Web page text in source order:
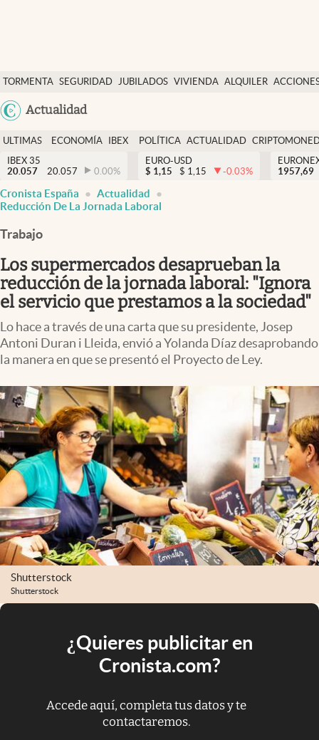
TORMENTA SEGURIDAD JUBILADOS VIVIENDA ALQUILER
USA
Actualidad
Economía y finanzas
Política
Actualidad
Criptomonedas
España
ULTIMAS
NOTICIAS
ECONOMÍA
FINANZAS
IBEX
EURO
POLÍTICA ACTUALIDAD
IBEX 35
20.057
20.057 0.00%
EURO-USD
$ 1,15 $ 1,15 -0.03%
1957,69
Cronista España
Actualidad
Reducción De La Jornada Laboral
Trabajo
Los supermercados desaprueban la
reducción de la jornada laboral: "Ignora
el servicio que prestamos a la sociedad"
Lo hace a través de una carta que su presidente, Josep
Antoni Duran i Lleida, envió a Yolanda Díaz desaprobando
la manera en que se presentó el Proyecto de Ley.
Shutterstock
Shutterstock
¿Quieres publicitar en
Cronista.com?
Accede aquí, completa tus datos y te
contactaremos.